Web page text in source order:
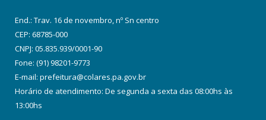
End.: Trav. 16 de novembro, nº Sn centro
CEP: 68785-000
CNPJ: 05.835.939/0001-90
Fone: (91) 98201-9773
E-mail: prefeitura@colares.pa.gov.br
Horário de atendimento: De segunda a sexta das 08:00hs às
13:00hs